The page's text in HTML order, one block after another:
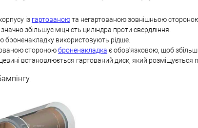
із гартованоюта негартованою зовнішньою
збільшує міцність циліндра проти свердління.
броненакладку використовують рідше.
стороноюброненакладка є обов'язковою, щоб
встановлюється гартований диск, який розміщується